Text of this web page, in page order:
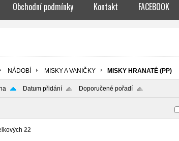
Obchodní podmínky Kontakt FACEBOOK
NÁDOBÍ MISKY A VANIČKY MISKY HRANATÉ (PP)
Datum přidání Doporučené pořadí
22